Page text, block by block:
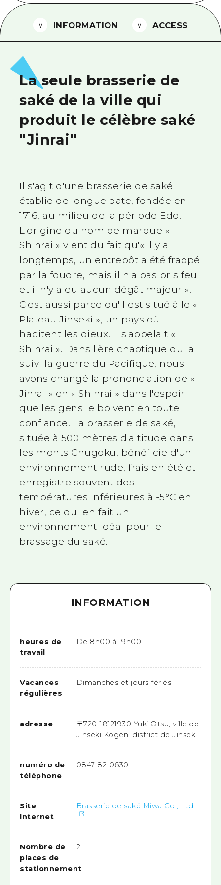
Téléchargement de Photos
Informations sur le transport en
Brochure touristique
INFORMATION ACCESS
La seule brasserie de
saké de la ville qui
produit le célèbre saké
"Jinrai"
Il s'agit d'une brasserie de saké
établie de longue date, fondée en
1716, au milieu de la période Edo.
L'origine du nom de marque «
Shinrai » vient du fait qu'« il y a
longtemps, un entrepôt a été frappé
par la foudre, mais il n'a pas pris feu
et il n'y a eu aucun dégât majeur ».
C'est aussi parce qu'il est situé à le «
Plateau Jinseki », un pays où
habitent les dieux. Il s'appelait «
Shinrai ». Dans l'ère chaotique qui a
suivi la guerre du Pacifique, nous
avons changé la prononciation de «
Jinrai » en « Shinrai » dans l'espoir
que les gens le boivent en toute
confiance. La brasserie de saké,
située à 500 mètres d'altitude dans
les monts Chugoku, bénéficie d'un
environnement rude, frais en été et
enregistre souvent des
températures inférieures à -5°C en
hiver, ce qui en fait un
environnement idéal pour le
brassage du saké.
INFORMATION
heures de
travail
De 8h00 à 19h00
Vacances
régulières
Dimanches et jours fériés
adresse 〒720-18121930 Yuki Otsu, ville de
Jinseki Kogen, district de Jinseki
numéro de
téléphone
0847-82-0630
Site
Internet
Brasserie de saké Miwa Co., Ltd.
Nombre de
places de
stationnement
2